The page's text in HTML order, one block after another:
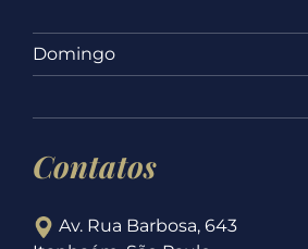
Domingo
Contatos
Av. Rua Barbosa, 643